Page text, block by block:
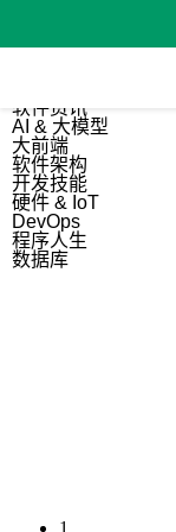
软件资讯
AI & 大模型
大前端
软件架构
开发技能
硬件 & IoT
DevOps
程序人生
数据库
1